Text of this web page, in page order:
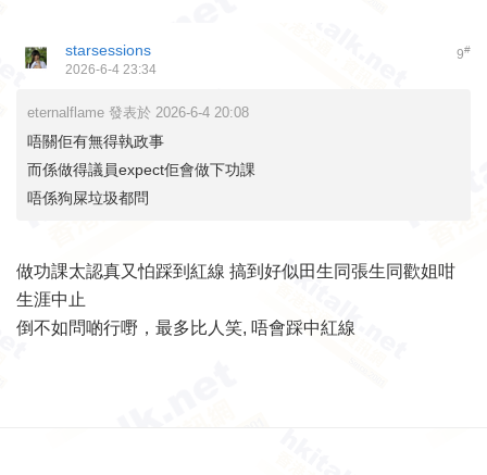
9#
starsessions
2026-6-4 23:34
eternalflame 發表於 2026-6-4 20:08
唔關佢有無得執政事
而係做得議員expect佢會做下功課
唔係狗屎垃圾都問
做功課太認真又怕踩到紅線 搞到好似田生同張生同歡姐咁
生涯中止
倒不如問啲行嘢，最多比人笑, 唔會踩中紅線